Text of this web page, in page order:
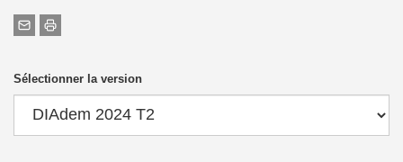
Sélectionner la version